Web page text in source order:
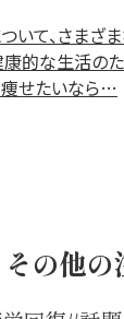
ついて、さま
康的な生活の
痩せたいなら…
その他